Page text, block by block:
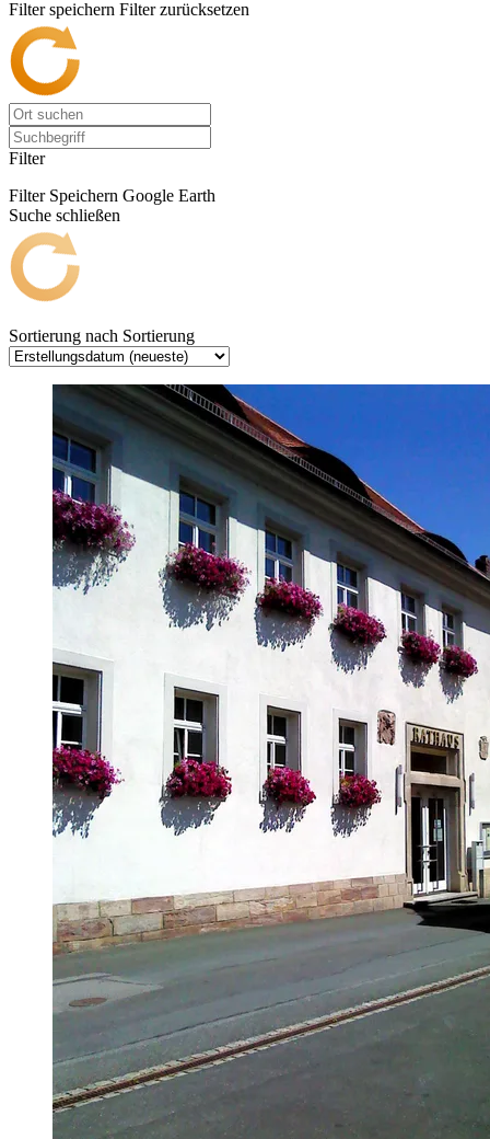
Filter speichern Filter zurücksetzen
Filter
Filter Speichern Google Earth
Suche schließen
Sortierung nach Sortierung